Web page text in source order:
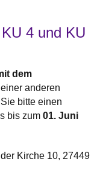
4 und KU
dem
anderen
bitte einen
bis zum 01. Juni
Kirche 10, 27449